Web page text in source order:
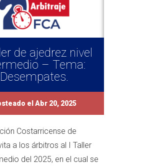
de ajedrez nivel
– Tema:
Desempates.
el Abr 20, 2025
Costarricense de
a los árbitros al I Taller
del 2025, en el cual se